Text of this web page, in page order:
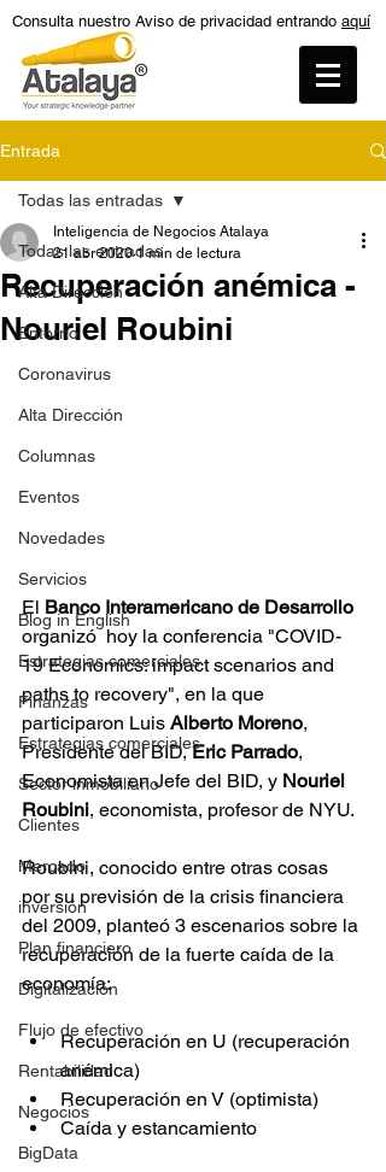
Consulta nuestro Aviso de privacidad entrando aquí
Entrada
Todas las entradas
Alta Dirección
Entorno
Coronavirus
Alta Dirección
Columnas
Eventos
Novedades
Servicios
Blog in English
Estrategias comerciales
Finanzas
Estrategias comerciales
Sector inmobiliario
Clientes
Mercado
inversión
Plan financiero
Digitalización
Flujo de efectivo
Rentabilidad
Negocios
BigData
Todas las entradas
Recuperación anémica -
Nouriel Roubini
Inteligencia de Negocios Atalaya
21 abr 2020 1 min de lectura
El Banco Interamericano de Desarrollo
organizó  hoy la conferencia "COVID-
19 Economics: impact scenarios and
paths to recovery", en la que
participaron Luis Alberto Moreno,
Presidente del BID, Eric Parrado,
Economista en Jefe del BID, y Nouriel
Roubini, economista, profesor de NYU.
Roubini, conocido entre otras cosas
por su previsión de la crisis financiera
del 2009, planteó 3 escenarios sobre la
recuperación de la fuerte caída de la
economía:
Recuperación en U (recuperación
anémica)
Recuperación en V (optimista)
Caída y estancamiento